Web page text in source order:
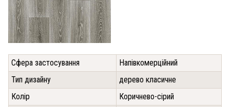
Сфера застосування
Напівкомерційний
Тип дизайну
дерево класичне
Колір
Коричнево-сірий